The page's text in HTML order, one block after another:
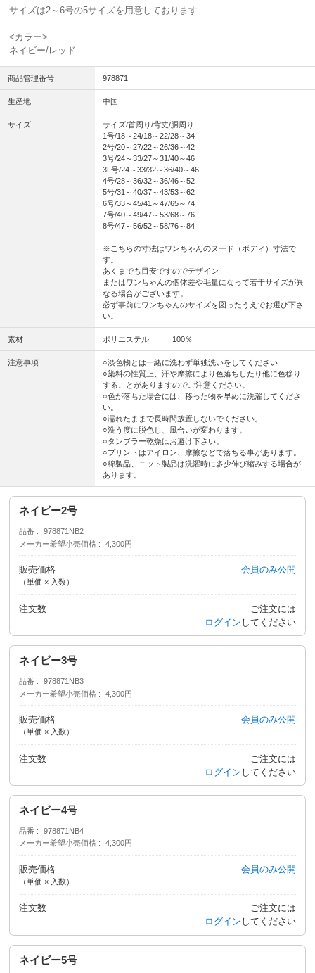
サイズは2～6号の5サイズを用意しております
<カラー>
ネイビー/レッド
商品管理番号 978871
生産地 中国
サイズ
サイズ/首周り/背丈/胴周り
1号/18～24/18～22/28～34
2号/20～27/22～26/36～42
3号/24～33/27～31/40～46
3L号/24～33/32～36/40～46
4号/28～36/32～36/46～52
5号/31～40/37～43/53～62
6号/33～45/41～47/65～74
7号/40～49/47～53/68～76
8号/47～56/52～58/76～84
※こちらの寸法はワンちゃんのヌード（ボディ）寸法で
す。
あくまでも目安ですのでデザイン
またはワンちゃんの個体差や毛量になって若干サイズが異
なる場合がございます。
必ず事前にワンちゃんのサイズを図ったうえでお選び下さ
い。
素材 ポリエステル 100％
注意事項
○淡色物とは一緒に洗わず単独洗いをしてください
○染料の性質上、汗や摩擦により色落ちしたり他に色移り
することがありますのでご注意ください。
○色が落ちた場合には、移った物を早めに洗濯してくださ
い。
○濡れたままで長時間放置しないでください。
○洗う度に脱色し、風合いが変わります。
○タンブラー乾燥はお避け下さい。
○プリントはアイロン、摩擦などで落ちる事があります。
○綿製品、ニット製品は洗濯時に多少伸び縮みする場合が
あります。
ネイビー2号
品番
978871NB2
メーカー希望小売価格
4,300円
販売価格
（単価 × 入数）
会員のみ公開
注文数
ご注文には
ログイン してください
ネイビー3号
品番
978871NB3
メーカー希望小売価格
4,300円
販売価格
（単価 × 入数）
会員のみ公開
注文数
ご注文には
ログイン してください
ネイビー4号
品番
978871NB4
メーカー希望小売価格
4,300円
販売価格
（単価 × 入数）
会員のみ公開
注文数
ご注文には
ログイン してください
ネイビー5号